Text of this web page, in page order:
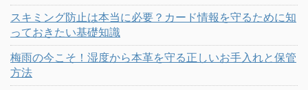
スキミング防止は本当に必要？カード情報を守るために知
っておきたい基礎知識
梅雨の今こそ！湿度から本革を守る正しいお手入れと保管
方法